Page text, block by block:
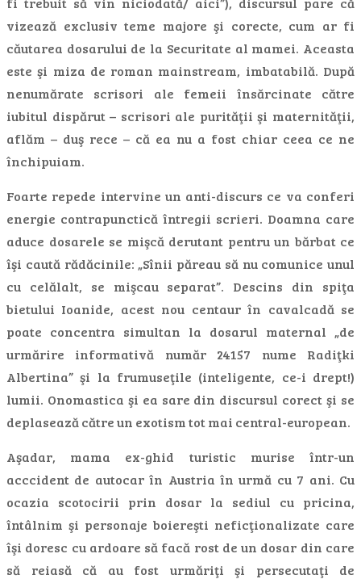
vizează exclusiv teme majore şi corecte, cum ar fi
căutarea dosarului de la Securitate al mamei. Aceasta
este şi miza de roman mainstream, imbatabilă. După
nenumărate scrisori ale femeii însărcinate către
iubitul dispărut – scrisori ale purităţii şi maternităţii,
aflăm – duş rece – că ea nu a fost chiar ceea ce ne
închipuiam.
Foarte repede intervine un anti-discurs ce va conferi
energie contrapunctică întregii scrieri. Doamna care
aduce dosarele se mişcă derutant pentru un bărbat ce
îşi caută rădăcinile: „Sînii păreau să nu comunice unul
cu celălalt, se mişcau separat”. Descins din spiţa
bietului Ioanide, acest nou centaur în cavalcadă se
poate concentra simultan la dosarul maternal „de
urmărire informativă număr 24157 nume Radiţki
Albertina” şi la frumuseţile (inteligente, ce-i drept!)
lumii. Onomastica şi ea sare din discursul corect şi se
deplasează către un exotism tot mai central-european.
Aşadar, mama ex-ghid turistic murise într-un
acccident de autocar în Austria în urmă cu 7 ani. Cu
ocazia scotocirii prin dosar la sediul cu pricina,
întâlnim şi personaje boiereşti neficţionalizate care
îşi doresc cu ardoare să facă rost de un dosar din care
să reiasă că au fost urmăriţi şi persecutaţi de